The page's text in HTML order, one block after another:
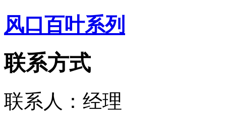
风口百叶系列
联系方式
联系人：经理